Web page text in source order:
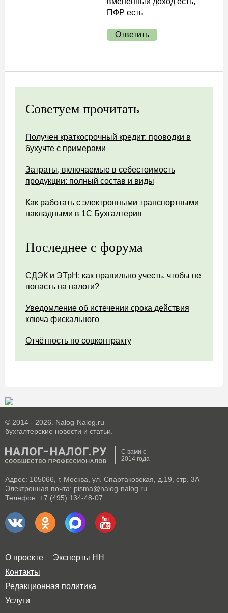
ПФР есть
Ответить
Советуем прочитать
Получен краткосрочный кредит: проводки в
бухучте с примерами
Затраты, включаемые в себестоимость
продукции: полный состав и виды
Как работать с электронными транспортными
накладными в 1С Бухгалтерия
Последнее с форума
СДЭК и ЭТрН: как правильно учесть, чтобы не
попасть на налоги?
Уведомление об истечении срока действия
ключа фискального
Отчётность по соцконтракту
© 2014 - 2026. Nalog-Nalog.ru
бухгалтерские новости и статьи.
С вами с
2014 года
Адрес: 105066, г. Москва, ул. Спартаковская, д.19, стр. 3А
Электронная почта: pisma@nalog-nalog.ru
Телефон: +7 (495) 134-48-07
О проекте
Эксперты НН
Контакты
Редакционная политика
Услуги